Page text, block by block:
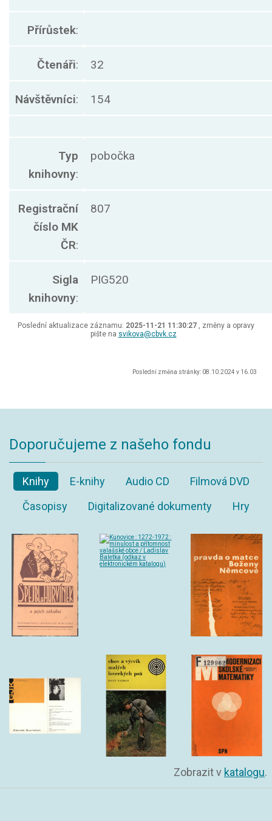
Přírůstek:
Čtenáři: 32
Návštěvníci: 154
Typ
knihovny:
pobočka
Registrační
číslo MK
ČR:
807
Sigla
knihovny:
PIG520
Poslední aktualizace záznamu: 2025-11-21 11:30:27 , změny a opravy
pište na svikova@cbvk.cz
Poslední změna stránky: 08.10.2024 v 16.03
Doporučujeme z našeho fondu
Knihy E-knihy Audio CD
Filmová DVD
Časopisy
Digitalizované dokumenty Hry
Zobrazit v katalogu.